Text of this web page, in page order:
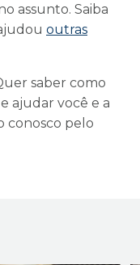
assunto. Saiba
outras
saber como
ajudar você e a
conosco pelo